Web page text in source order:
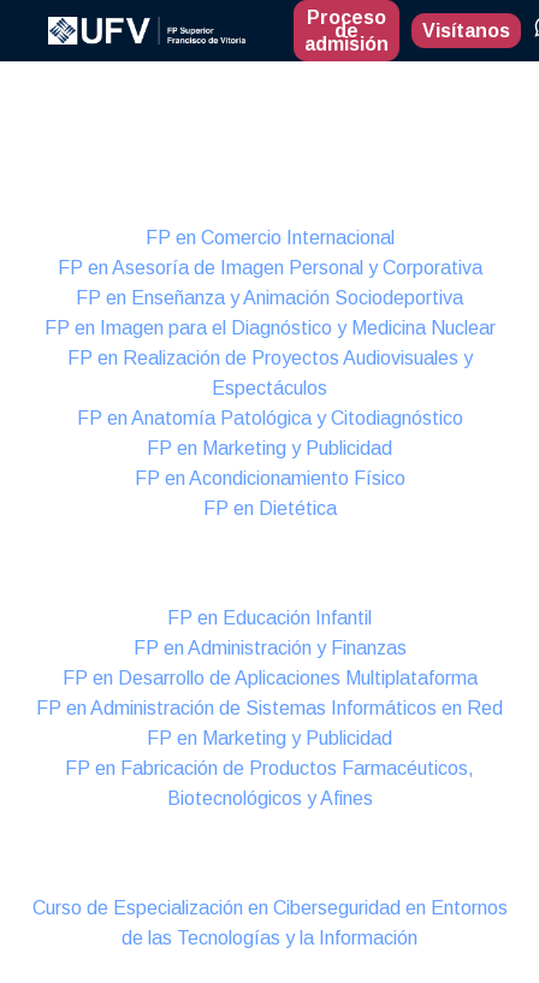
Proceso
de
admisión
Visítanos
FP en Comercio Internacional
FP en Asesoría de Imagen Personal y Corporativa
FP en Enseñanza y Animación Sociodeportiva
FP en Imagen para el Diagnóstico y Medicina Nuclear
FP en Realización de Proyectos Audiovisuales y
Espectáculos
FP en Anatomía Patológica y Citodiagnóstico
FP en Marketing y Publicidad
FP en Acondicionamiento Físico
FP en Dietética
FP en Educación Infantil
FP en Administración y Finanzas
FP en Desarrollo de Aplicaciones Multiplataforma
FP en Administración de Sistemas Informáticos en Red
FP en Marketing y Publicidad
FP en Fabricación de Productos Farmacéuticos,
Biotecnológicos y Afines
Curso de Especialización en Ciberseguridad en Entornos
de las Tecnologías y la Información